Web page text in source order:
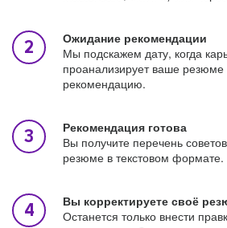
Ожидание рекомендации
Мы подскажем дату, когда
проанализирует ваше резюме
рекомендацию.
Рекомендация готова
Вы получите перечень
резюме в текстовом формате.
Вы корректируете своё
Останется только внести